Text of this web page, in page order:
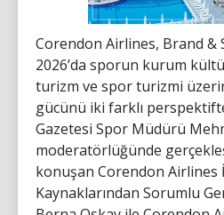
Corendon Airlines, Brand &
2026’da sporun kurum
turizm ve spor turizmi
gücünü iki farklı
Gazetesi Spor Müdürü
moderatörlüğünde
konuşan Corendon Airlines
Kaynaklarından Sorumlu